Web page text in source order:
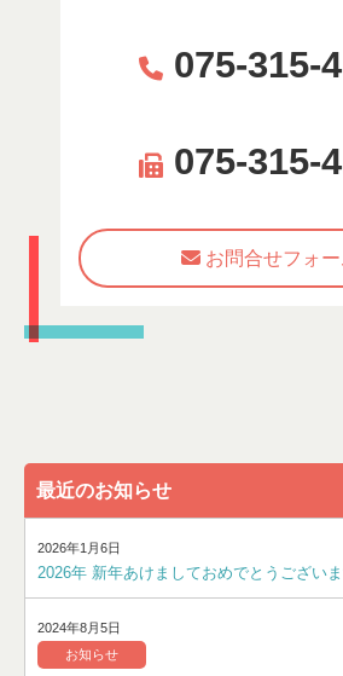
075-315-
075-315-
お問合せフォー
最近のお知らせ
2026年1月6日
2026年 新年あけましておめでとうございま
2024年8月5日
お知らせ